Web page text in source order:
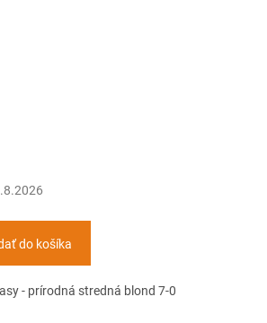
do košíka
- prírodná stredná blond 7-0